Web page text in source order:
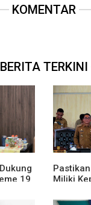
KOMENTAR
BERITA TERKINI
19
Miliki
Dorong